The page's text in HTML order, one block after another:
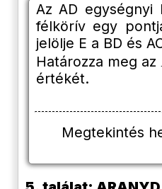
Az AD egységnyi
félkörív egy
jelölje E a BD és
Határozza meg az
értékét.
Megtekintés